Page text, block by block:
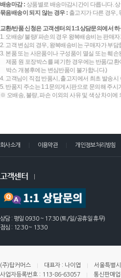
배송마감 : 상품별로 배송마감시간이 다릅니다.
묶음배송이 되지 않는 경우 : 출고지가 다른 경우,
교환/반품 신청은 고객센터의 1:1상담문의에서
1. 오배송/ 불량/ 파손의 경우 왕복배송비는 판매
2. 고객 변심의 경우, 왕복배송비는 구매자가 부담
3. 본품 또는 사은품이나 구성품이 멸실 또는 훼
제품 원 포장박스를 폐기한 경우에는 반품/교환
박스 개봉후에는 변심반품이 불가합니다.)
4. 고객님이 직접 반품시, 출고지에서 최초 발송
5. 반품지 주소는 1:1문의게시판으로 문의해 주시
※ 오배송, 불량, 파손 이외의 사유 및 색상 차이에
회사소개 이용약관 개인정보처리방침
고객센터
상담 : 평일 09:30 ~ 17:30 (토/일/공휴일 휴무)
점심 : 12:30 ~ 13:30
(주)탑커머스 대표자 : 나이엽
서울특별
사업자등록번호 : 113-86-63057
통신판매